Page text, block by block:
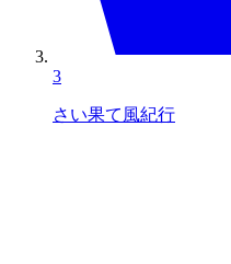
3
さい果て風紀行